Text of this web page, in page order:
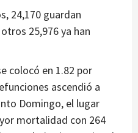
24,170 guardan
25,976 ya han
colocó en 1.82 por
ascendió a
Domingo, el lugar
mortalidad con 264